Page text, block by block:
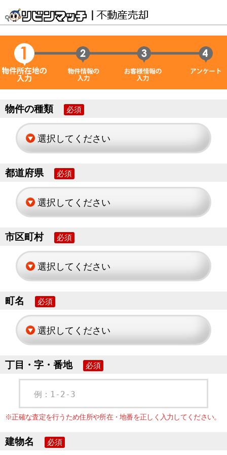
物件の種類 必須
都道府県 必須
市区町村 必須
町名 必須
丁目・字・番地 必須
例：1-2-3
※正確な査定を行うため住所や所在・地番を正しく入力してください。
建物名 必須